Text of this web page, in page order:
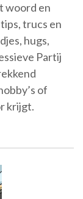
woord en
trucs en
hugs,
Partij
of
krijgt.